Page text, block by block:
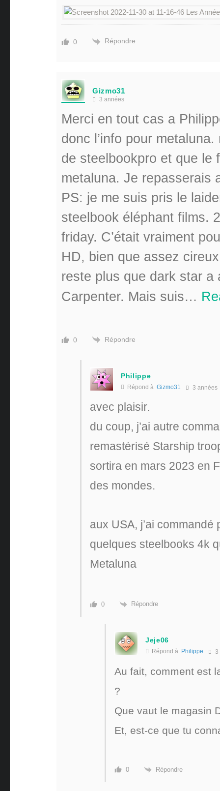
0 Répondre
Gizmo31
3 années
Merci en tout cas a
donc l’info pour
de steelbookpro et que le
metaluna. Je repasserais
PS: je me suis pris le
steelbook éléphant films.
friday. C’était vraiment
HD, bien que assez
reste plus que dark star a
Carpenter. Mais suis…
0 Répondre
Philippe
Répond à Gizmo31 3 années
avec plaisir.
du coup, j’ai autre
remastérisé Starship
sortira en mars 2023 en
des mondes.
aux USA, j’ai
quelques steelbooks 4k
Metaluna
0 Répondre
Jeje06
Répond à Philippe 3
Au fait, comment est
?
Que vaut le magasin
Et, est-ce que tu
0 Répondre